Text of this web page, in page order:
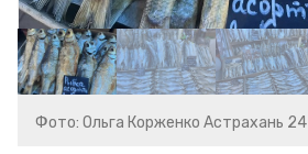
Фото: Ольга Корженко Астрахань 24